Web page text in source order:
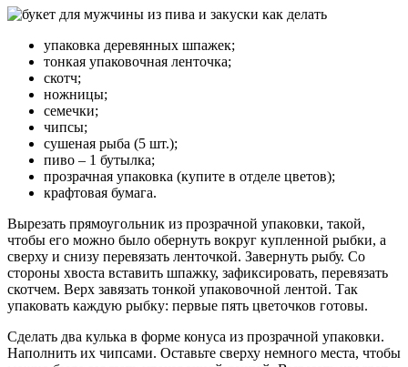
упаковка деревянных шпажек;
тонкая упаковочная ленточка;
скотч;
ножницы;
семечки;
чипсы;
сушеная рыба (5 шт.);
пиво – 1 бутылка;
прозрачная упаковка (купите в отделе цветов);
крафтовая бумага.
Вырезать прямоугольник из прозрачной упаковки, такой,
чтобы его можно было обернуть вокруг купленной рыбки, а
сверху и снизу перевязать ленточкой. Завернуть рыбу. Со
стороны хвоста вставить шпажку, зафиксировать, перевязать
скотчем. Верх завязать тонкой упаковочной лентой. Так
упаковать каждую рыбку: первые пять цветочков готовы.
Сделать два кулька в форме конуса из прозрачной упаковки.
Наполнить их чипсами. Оставьте сверху немного места, чтобы